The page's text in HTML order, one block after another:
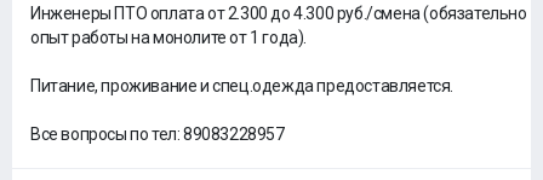
Инженеры ПТО оплата от 2.300 до 4.300 руб./смена (обязательно
опыт работы на монолите от 1 года).
Питание, проживание и спец.одежда предоставляется.
Все вопросы по тел: 89083228957